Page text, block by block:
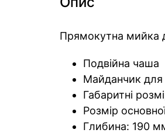
Прямокутна мийка
Подвійна чаша
Майданчик для
Габаритні
Розмір
Глибина: 190